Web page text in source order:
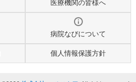
医療機関の皆様へ
病院なびについて
個人情報保護方針